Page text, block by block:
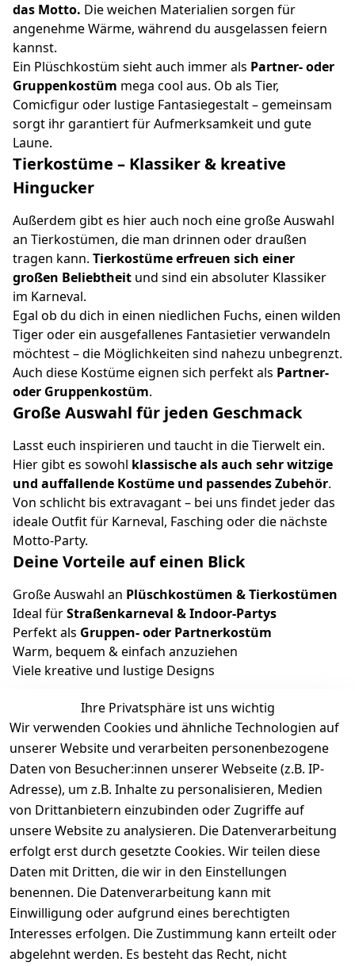
das Motto. Die weichen Materialien sorgen für
angenehme Wärme, während du ausgelassen feiern
kannst.
Ein Plüschkostüm sieht auch immer als Partner- oder
Gruppenkostüm mega cool aus. Ob als Tier,
Comicfigur oder lustige Fantasiegestalt – gemeinsam
sorgt ihr garantiert für Aufmerksamkeit und gute
Laune.
Tierkostüme – Klassiker & kreative
Hingucker
Außerdem gibt es hier auch noch eine große Auswahl
an Tierkostümen, die man drinnen oder draußen
tragen kann. Tierkostüme erfreuen sich einer
großen Beliebtheit und sind ein absoluter Klassiker
im Karneval.
Egal ob du dich in einen niedlichen Fuchs, einen wilden
Tiger oder ein ausgefallenes Fantasietier verwandeln
möchtest – die Möglichkeiten sind nahezu unbegrenzt.
Auch diese Kostüme eignen sich perfekt als Partner-
oder Gruppenkostüm.
Große Auswahl für jeden Geschmack
Lasst euch inspirieren und taucht in die Tierwelt ein.
Hier gibt es sowohl klassische als auch sehr witzige
und auffallende Kostüme und passendes Zubehör.
Von schlicht bis extravagant – bei uns findet jeder das
ideale Outfit für Karneval, Fasching oder die nächste
Motto-Party.
Deine Vorteile auf einen Blick
Große Auswahl an Plüschkostümen & Tierkostümen
Ideal fürStraßenkarneval & Indoor-Partys
Perfekt als Gruppen- oder Partnerkostüm
Warm, bequem & einfach anzuziehen
Viele kreative und lustige Designs
Jetzt stöbern und dein perfektes Plüsch- oder
Tierkostüm für Karneval sichern!
Ihre Privatsphäre ist uns wichtig
Wir verwenden Cookies und ähnliche Technologien auf
unserer Website und verarbeiten personenbezogene
Daten von Besucher:innen unserer Webseite (z.B. IP-
Adresse), um z.B. Inhalte zu personalisieren, Medien
von Drittanbietern einzubinden oder Zugriffe auf
unsere Website zu analysieren. Die Datenverarbeitung
erfolgt erst durch gesetzte Cookies. Wir teilen diese
Daten mit Dritten, die wir in den Einstellungen
benennen. Die Datenverarbeitung kann mit
Einwilligung oder aufgrund eines berechtigten
Interesses erfolgen. Die Zustimmung kann erteilt oder
abgelehnt werden. Es besteht das Recht, nicht
Rechtliches
Impressum
Datenschutze
rklärung
Services
Registrieren
Zahlung und
Versand
versenden
mit
bequem per